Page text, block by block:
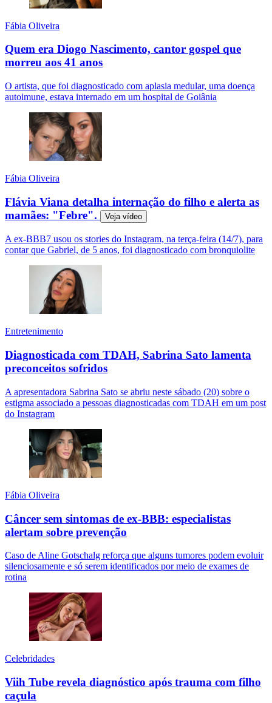
Fábia Oliveira
Quem era Diogo Nascimento, cantor gospel que
morreu aos 41 anos
O artista, que foi diagnosticado com aplasia medular, uma doença
autoimune, estava internado em um hospital de Goiânia
Fábia Oliveira
Flávia Viana detalha internação do filho e alerta as
mamães: "Febre".
Veja vídeo
A ex-BBB7 usou os stories do Instagram, na terça-feira (14/7), para
contar que Gabriel, de 5 anos, foi diagnosticado com bronquiolite
Entretenimento
Diagnosticada com TDAH, Sabrina Sato lamenta
preconceitos sofridos
A apresentadora Sabrina Sato se abriu neste sábado (20) sobre o
estigma associado a pessoas diagnosticadas com TDAH em um post
do Instagram
Fábia Oliveira
Câncer sem sintomas de ex-BBB: especialistas
alertam sobre prevenção
Caso de Aline Gotschalg reforça que alguns tumores podem evoluir
silenciosamente e só serem identificados por meio de exames de
rotina
Celebridades
Viih Tube revela diagnóstico após trauma com filho
caçula